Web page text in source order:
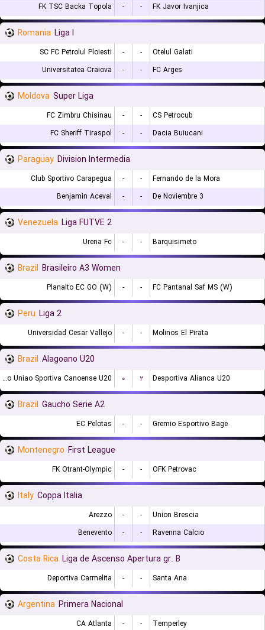
FK TSC Backa Topola
- - FK Javor Ivanjica
Romania Liga I
SC FC Petrolul Ploiesti - -
Otelul Galati
Universitatea Craiova
- - FC Arges
Moldova Super Liga
FC Zimbru Chisinau - -
CS Petrocub
FC Sheriff Tiraspol
- - Dacia Buiucani
Paraguay Division Intermedia
Club Sportivo Carapegua - -
Fernando de la Mora
Benjamin Aceval
- - 3 De Noviembre
Venezuela Liga FUTVE 2
Urena Fc - - Barquisimeto
Brazil Brasileiro A3 Women
Planalto EC GO (W) - - FC Pantanal Saf MS (W)
Peru Liga 2
Universidad Cesar Vallejo - - Molinos El Pirata
Brazil Alagoano U20
Associacao Uniao Sportiva Canoense U20 ۰ ۲ Desportiva Alianca U20
Brazil Gaucho Serie A2
EC Pelotas - - Gremio Esportivo Bage
Montenegro First League
FK Otrant-Olympic - - OFK Petrovac
Italy Coppa Italia
Arezzo - -
Union Brescia
Benevento
- - Ravenna Calcio
Costa Rica Liga de Ascenso Apertura gr. B
Deportiva Carmelita - - Santa Ana
Argentina Primera Nacional
CA Atlanta - -
Temperley